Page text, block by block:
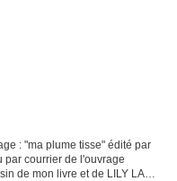
: "ma plume tisse" édité par
par courrier de l'ouvrage
de mon livre et de LILY LA